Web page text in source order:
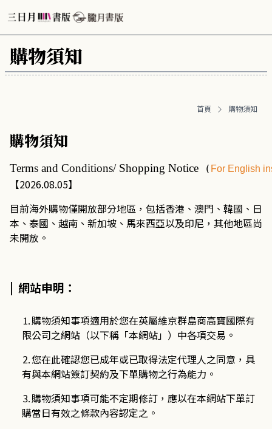
購物須知
首頁 購物須知
購物須知
Terms and Conditions/ Shopping Notice ( For English
【2026.08.05】
目前海外購物僅開放部分地區，包括香港、澳門、韓國、日
本、泰國、越南、新加坡、馬來西亞以及印尼，其他地區尚
未開放。
| 網站申明：
⒈購物須知事項適用於您在英屬維京群島商高寶國際有
限公司之網站（以下稱「本網站」）中各項交易。
⒉您在此確認您已成年或已取得法定代理人之同意，具
有與本網站簽訂契約及下單購物之行為能力。
⒊購物須知事項可能不定期修訂，應以在本網站下單訂
購當日有效之條款內容認定之。